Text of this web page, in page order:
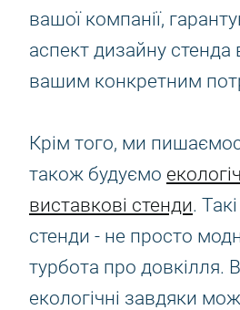
вашої компанії,
аспект дизайну стенда
вашим конкретним
Крім того, ми
також будуємо
виставкові стенди.
стенди - не просто
турбота про довкілля.
екологічні завдяки